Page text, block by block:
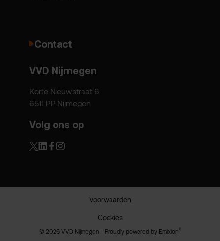
Contact
VVD Nijmegen
Korte Nieuwstraat 6
6511 PP Nijmegen
Volg ons op
© 2026 VVD Nijmegen - Proudly powered by Emixion®
Voorwaarden
Cookies